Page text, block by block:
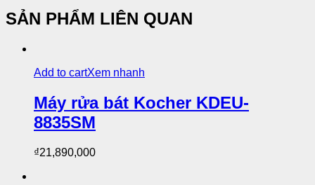
SẢN PHẨM LIÊN QUAN
Add to cartXem nhanh
Máy rửa bát Kocher KDEU-
8835SM
₫21,890,000